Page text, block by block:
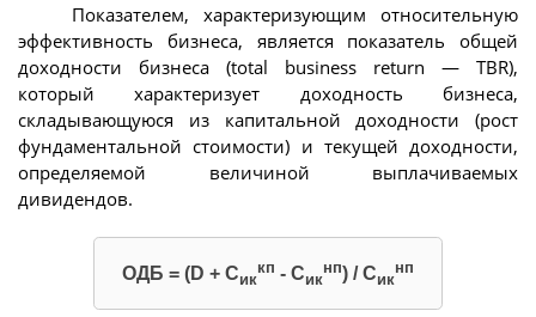
Показателем, характеризующим относительную
эффективность бизнеса, является показатель общей
доходности бизнеса (total business return — TBR),
который характеризует доходность бизнеса,
складывающуюся из капитальной доходности (рост
фундаментальной стоимости) и текущей доходности,
определяемой величиной выплачиваемых
дивидендов.
ОДБ = (D + Сик
кп - Сик
нп) / Сик
нп